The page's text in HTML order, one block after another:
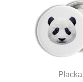
Placka